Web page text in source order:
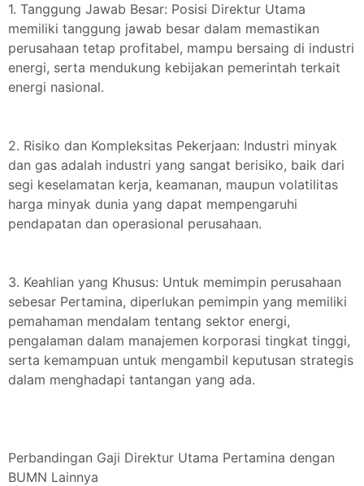
1. Tanggung Jawab Besar: Posisi Direktur Utama
memiliki tanggung jawab besar dalam memastikan
perusahaan tetap profitabel, mampu bersaing di industri
energi, serta mendukung kebijakan pemerintah terkait
energi nasional.
2. Risiko dan Kompleksitas Pekerjaan: Industri minyak
dan gas adalah industri yang sangat berisiko, baik dari
segi keselamatan kerja, keamanan, maupun volatilitas
harga minyak dunia yang dapat mempengaruhi
pendapatan dan operasional perusahaan.
3. Keahlian yang Khusus: Untuk memimpin perusahaan
sebesar Pertamina, diperlukan pemimpin yang memiliki
pemahaman mendalam tentang sektor energi,
pengalaman dalam manajemen korporasi tingkat tinggi,
serta kemampuan untuk mengambil keputusan strategis
dalam menghadapi tantangan yang ada.
Perbandingan Gaji Direktur Utama Pertamina dengan
BUMN Lainnya